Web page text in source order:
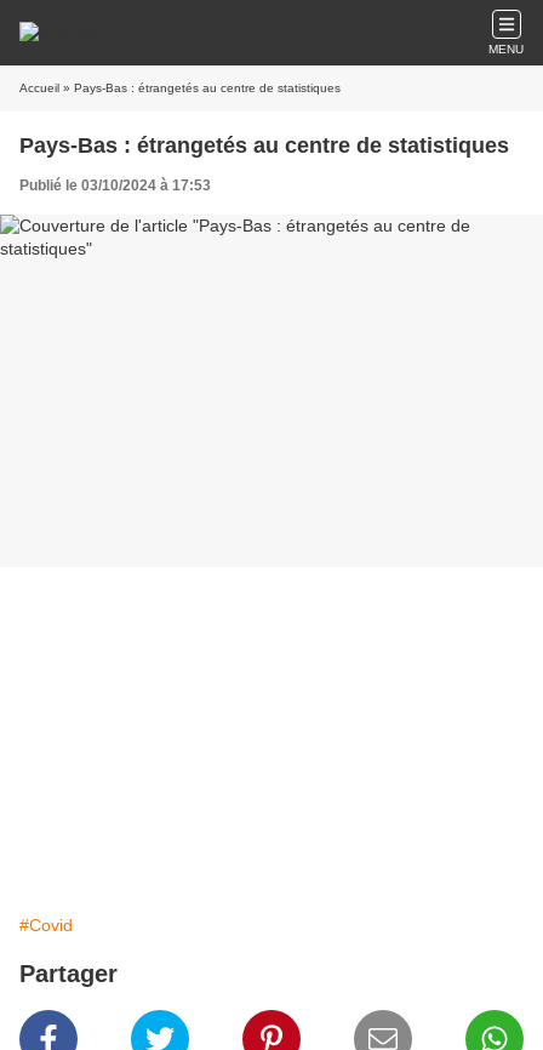
MENU
Accueil » Pays-Bas : étrangetés au centre de statistiques
Pays-Bas : étrangetés au centre de statistiques
Publié le 03/10/2024 à 17:53
#Covid
Partager